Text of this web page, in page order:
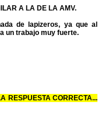
A LA DE LA AMV.
de lapizeros, ya que al
un trabajo muy fuerte.
RESPUESTA CORRECTA...